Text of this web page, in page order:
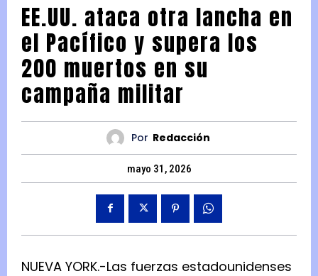
EE.UU. ataca otra lancha en
el Pacífico y supera los
200 muertos en su
campaña militar
Por Redacción
mayo 31, 2026
NUEVA YORK.-Las fuerzas estadounidenses